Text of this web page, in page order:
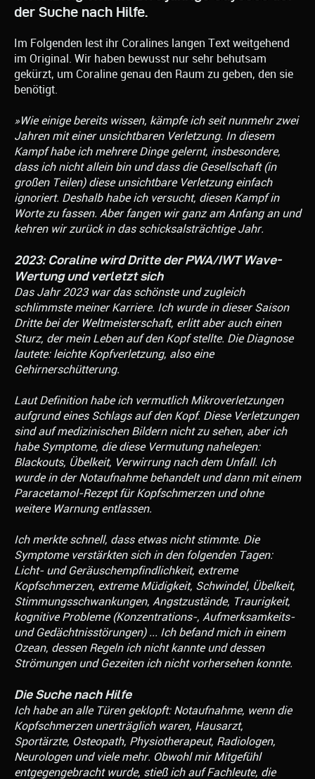
der Suche nach Hilfe.
Im Folgenden lest ihr Coralines langen Text weitgehend
im Original. Wir haben bewusst nur sehr behutsam
gekürzt, um Coraline genau den Raum zu geben, den sie
benötigt.
»Wie einige bereits wissen, kämpfe ich seit nunmehr zwei
Jahren mit einer unsichtbaren Verletzung. In diesem
Kampf habe ich mehrere Dinge gelernt, insbesondere,
dass ich nicht allein bin und dass die Gesellschaft (in
großen Teilen) diese unsichtbare Verletzung einfach
ignoriert. Deshalb habe ich versucht, diesen Kampf in
Worte zu fassen. Aber fangen wir ganz am Anfang an und
kehren wir zurück in das schicksalsträchtige Jahr.
2023: Coraline wird Dritte der PWA/IWT Wave-
Wertung und verletzt sich
Das Jahr 2023 war das schönste und zugleich
schlimmste meiner Karriere. Ich wurde in dieser Saison
Dritte bei der Weltmeisterschaft, erlitt aber auch einen
Sturz, der mein Leben auf den Kopf stellte. Die Diagnose
lautete: leichte Kopfverletzung, also eine
Gehirnerschütterung.
Laut Definition habe ich vermutlich Mikroverletzungen
aufgrund eines Schlags auf den Kopf. Diese Verletzungen
sind auf medizinischen Bildern nicht zu sehen, aber ich
habe Symptome, die diese Vermutung nahelegen:
Blackouts, Übelkeit, Verwirrung nach dem Unfall. Ich
wurde in der Notaufnahme behandelt und dann mit einem
Paracetamol-Rezept für Kopfschmerzen und ohne
weitere Warnung entlassen.
Ich merkte schnell, dass etwas nicht stimmte. Die
Symptome verstärkten sich in den folgenden Tagen:
Licht- und Geräuschempfindlichkeit, extreme
Kopfschmerzen, extreme Müdigkeit, Schwindel, Übelkeit,
Stimmungsschwankungen, Angstzustände, Traurigkeit,
kognitive Probleme (Konzentrations-, Aufmerksamkeits-
und Gedächtnisstörungen) ... Ich befand mich in einem
Ozean, dessen Regeln ich nicht kannte und dessen
Strömungen und Gezeiten ich nicht vorhersehen konnte.
Die Suche nach Hilfe
Ich habe an alle Türen geklopft: Notaufnahme, wenn die
Kopfschmerzen unerträglich waren, Hausarzt,
Sportärzte, Osteopath, Physiotherapeut, Radiologen,
Neurologen und viele mehr. Obwohl mir Mitgefühl
entgegengebracht wurde, stieß ich auf Fachleute, die